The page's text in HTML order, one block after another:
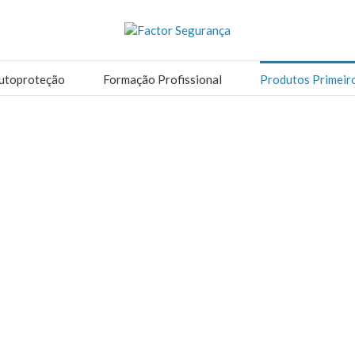
Formação Profissional Produtos